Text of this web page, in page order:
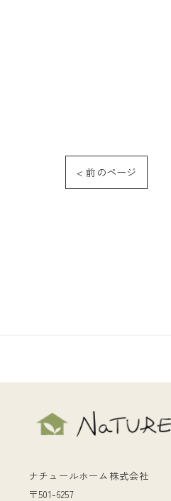
< 前のページ
ナチュールホーム株式会社
〒501-6257